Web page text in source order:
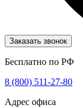
Заказать звонок
Бесплатно по РФ
8 (800) 511-27-80
Адрес офиса